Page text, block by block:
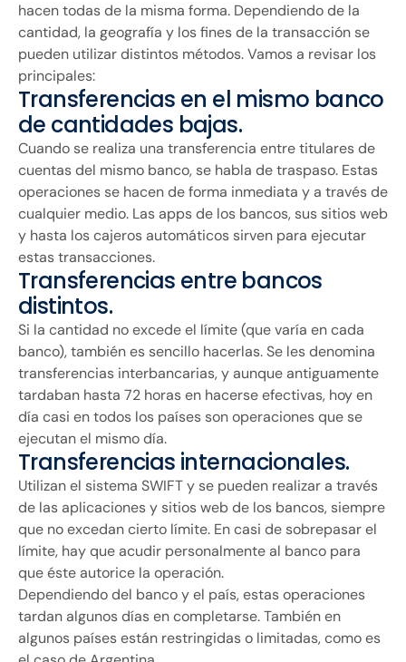
hacen todas de la misma forma. Dependiendo de la
cantidad, la geografía y los fines de la transacción se
pueden utilizar distintos métodos. Vamos a revisar los
principales:
Transferencias en el mismo banco
de cantidades bajas.
Cuando se realiza una transferencia entre titulares de
cuentas del mismo banco, se habla de traspaso. Estas
operaciones se hacen de forma inmediata y a través de
cualquier medio. Las apps de los bancos, sus sitios web
y hasta los cajeros automáticos sirven para ejecutar
estas transacciones.
Transferencias entre bancos
distintos.
Si la cantidad no excede el límite (que varía en cada
banco), también es sencillo hacerlas. Se les denomina
transferencias interbancarias, y aunque antiguamente
tardaban hasta 72 horas en hacerse efectivas, hoy en
día casi en todos los países son operaciones que se
ejecutan el mismo día.
Transferencias internacionales.
Utilizan el sistema SWIFT y se pueden realizar a través
de las aplicaciones y sitios web de los bancos, siempre
que no excedan cierto límite. En casi de sobrepasar el
límite, hay que acudir personalmente al banco para
que éste autorice la operación.
Dependiendo del banco y el país, estas operaciones
tardan algunos días en completarse. También en
algunos países están restringidas o limitadas, como es